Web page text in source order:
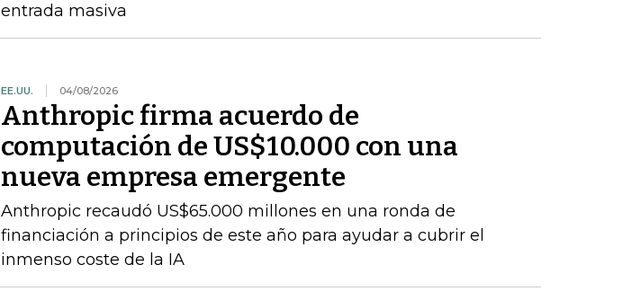
entrada masiva
EE.UU. 04/08/2026
Anthropic firma acuerdo de
computación de US$10.000 con una
nueva empresa emergente
Anthropic recaudó US$65.000 millones en una ronda de
financiación a principios de este año para ayudar a cubrir el
inmenso coste de la IA